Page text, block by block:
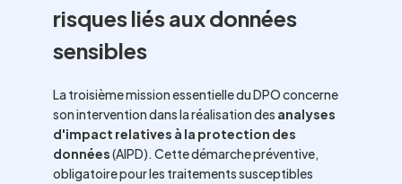
risques liés aux données
sensibles
La troisième mission essentielle du DPO concerne
son intervention dans la réalisation des analyses
d'impact relatives à la protection des
données(AIPD). Cette démarche préventive,
obligatoire pour les traitements susceptibles